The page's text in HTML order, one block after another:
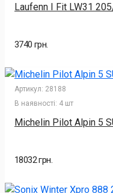
Laufenn I Fit LW31
3740 грн.
Артикул: 28188
В наявності: 4 шт
Michelin Pilot Alpin 5
18032 грн.